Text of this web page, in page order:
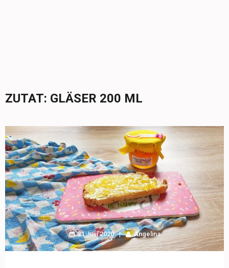
ZUTAT: GLÄSER 200 ML
21 Juni 2020 Angelina